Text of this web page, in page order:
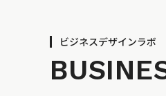
ビジネスデザインラボ